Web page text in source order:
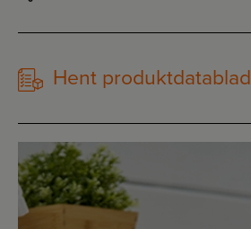
Hent produktdatablad